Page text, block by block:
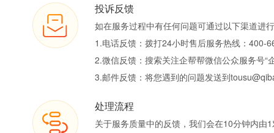
投诉反馈
如在服务过程中有任何问题可通过以下渠道进
1.电话反馈：拨打24小时售后服务热线：400-
2.微信反馈：搜索关注企帮帮微信公众服务号“
3.邮件反馈：将您遇到的问题发送到
处理流程
关于服务质量中的反馈，我们会在10分钟内由